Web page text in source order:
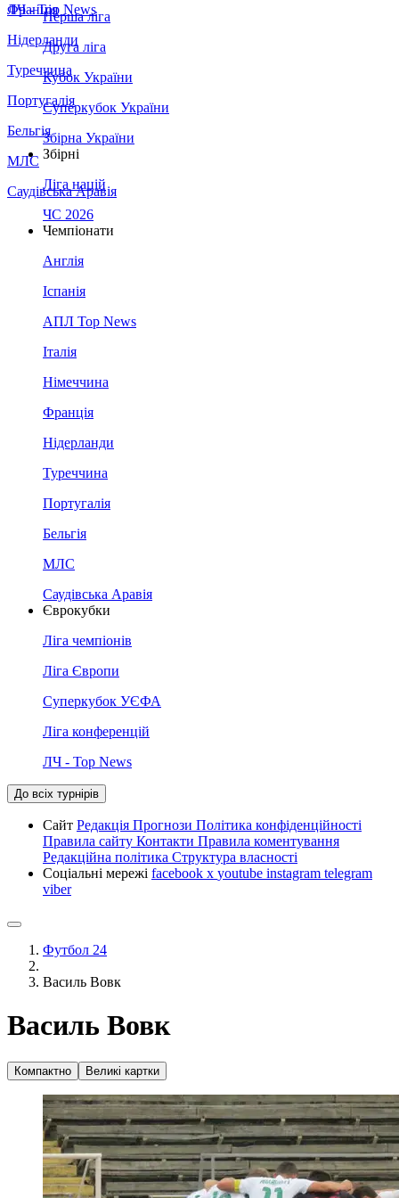
Франція
Нідерланди
Туреччина
Португалія
Бельгія
МЛС
Саудівська Аравія
ЛЧ - Top News
Перша ліга
Друга ліга
Кубок України
Суперкубок України
Збірна України
Збірні
Ліга націй
ЧС 2026
Чемпіонати
Англія
Іспанія
АПЛ Top News
Італія
Німеччина
Франція
Нідерланди
Туреччина
Португалія
Бельгія
МЛС
Саудівська Аравія
Єврокубки
Ліга чемпіонів
Ліга Європи
Суперкубок УЄФА
Ліга конференцій
ЛЧ - Top News
До всіх турнірів
Сайт Редакція Прогнози Політика конфіденційності
Правила сайту Контакти Правила коментування
Редакційна політика Структура власності
Соціальні мережі facebook x youtube instagram telegram
viber
Футбол 24
Василь Вовк
Василь Вовк
Компактно Великі картки